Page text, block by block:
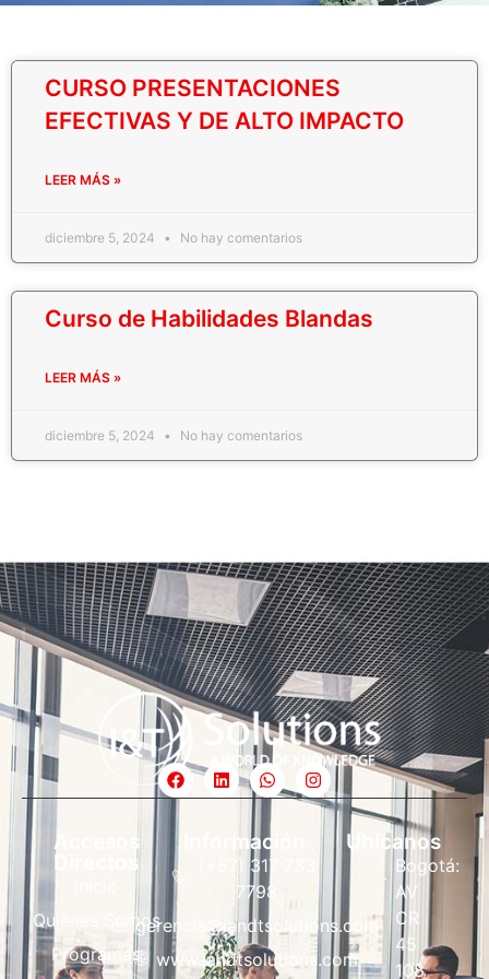
CURSO PRESENTACIONES
EFECTIVAS Y DE ALTO IMPACTO
LEER MÁS »
diciembre 5, 2024 No hay comentarios
Curso de Habilidades Blandas
LEER MÁS »
diciembre 5, 2024 No hay comentarios
Accesos
Directos
Quiénes Somos
Programas
Información
(+57) 317 733
7798
gerencia@iandtsolutions.com
www.iandtsolutions.com
Ubícanos
Bogotá:
AV
CR
45
108